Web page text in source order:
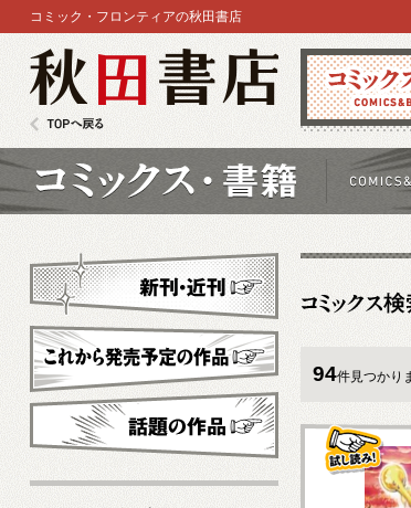
コミックス
コミック・フロンティアの秋田書店
94件見つかり
新刊・近刊
これから発売予定